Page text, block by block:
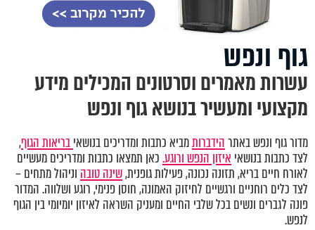
גוף ונפש
עשרות מאמרים וסרטונים המכילים מידע
מקצועי ומעשיר בנושא גוף ונפש
מדור גוף ונפש באתרהידברותמביא כתבות ומדריכים בנושאיבריאות הגוף,
לצד כתבות בנושאי איזון הנפש ורוגע.כאן תמצאו כתבות ומדריכים מעשיים
לאורח חיים בריא, תזונה נכונה, פעילות גופנית,שינה טובה וניהול מתחים –
לצד כלים רוחניים ורגשיים לחיזוק האמונה, חוסן פנימי, רוגע ושלווה. המדור
פונה לגברים ונשים בכל שלבי החיים ומעניק השראה לאיזון יומיומי בין הגוף
לנפש.